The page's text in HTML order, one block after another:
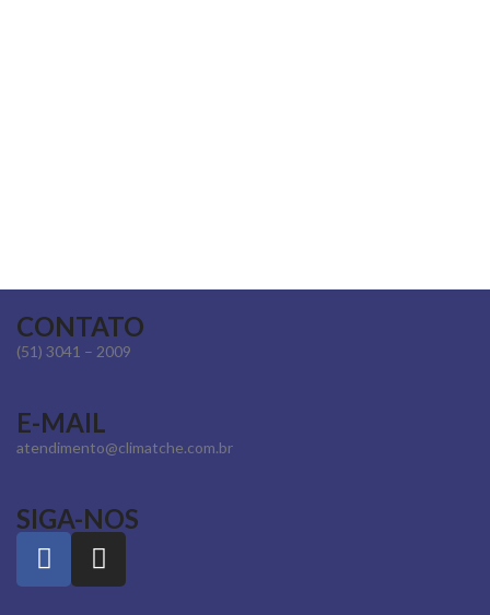
CONTATO
(51) 3041 – 2009
E-MAIL
atendimento@climatche.com.br
SIGA-NOS